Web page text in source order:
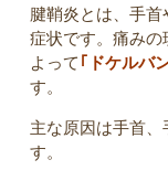
腱鞘炎とは、手
症状です。痛みの
よって ｢ドケルバ
す。
主な原因は手首
す。